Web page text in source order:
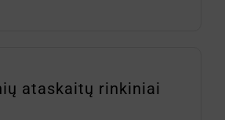
ataskaitų rinkiniai